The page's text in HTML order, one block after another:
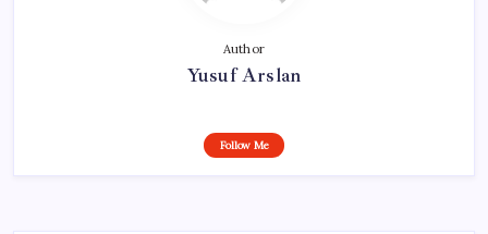
Author
Yusuf Arslan
Follow Me